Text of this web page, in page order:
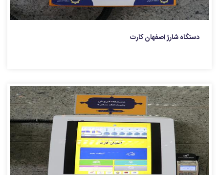
دستگاه شارژ اصفهان کارت